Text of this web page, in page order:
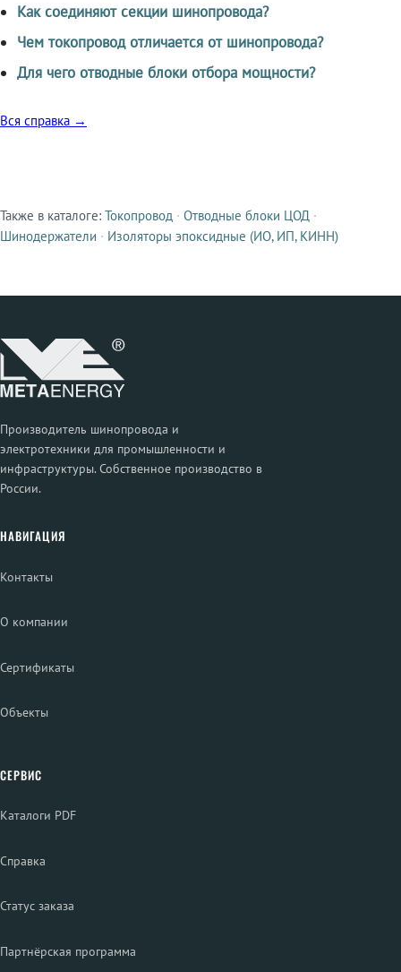
Как соединяют секции шинопровода?
Чем токопровод отличается от шинопровода?
Для чего отводные блоки отбора мощности?
Вся справка →
Смежные продукты
Также в каталоге: Токопровод · Отводные блоки ЦОД ·
Шинодержатели · Изоляторы эпоксидные (ИО, ИП, КИНН)
Производитель шинопровода и
электротехники для промышленности и
инфраструктуры. Собственное производство в
России.
НАВИГАЦИЯ
Контакты
О компании
Сертификаты
Объекты
СЕРВИС
Каталоги PDF
Справка
Статус заказа
Партнёрская программа